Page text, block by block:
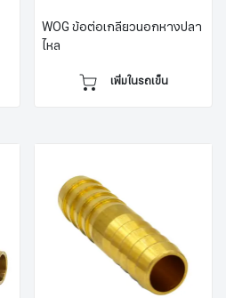
WOG ข้อต่อเกลียวนอกหางปลา
ไหล
เพิ่มในรถเข็น